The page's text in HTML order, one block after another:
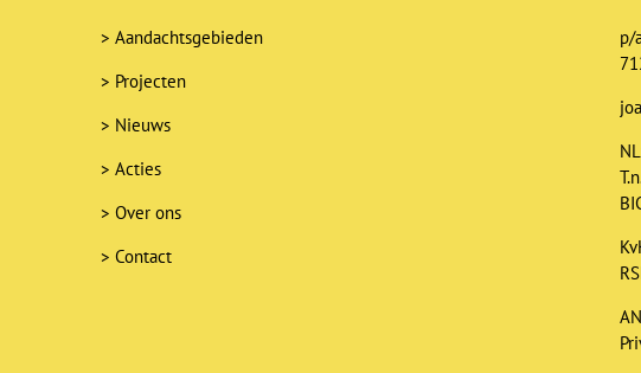
> Aandachtsgebieden
> Projecten
> Nieuws
> Acties
> Over ons
> Contact
p/